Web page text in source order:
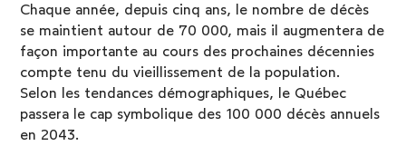
Chaque année, depuis cinq ans, le nombre de décès
se maintient autour de 70 000, mais il augmentera de
façon importante au cours des prochaines décennies
compte tenu du vieillissement de la population.
Selon les tendances démographiques, le Québec
passera le cap symbolique des 100 000 décès annuels
en 2043.